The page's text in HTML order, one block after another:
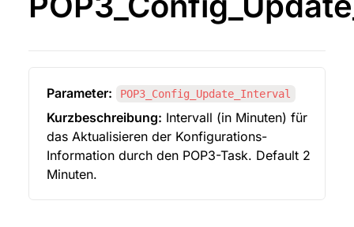
Parameter: POP3_Config_Update_Interval
Kurzbeschreibung: Intervall (in Minuten) für
das Aktualisieren der Konfigurations-
Information durch den POP3-Task. Default 2
Minuten.